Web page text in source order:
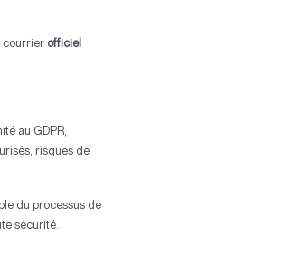
courrier officiel
au GDPR,
risques de
du processus de
sécurité.